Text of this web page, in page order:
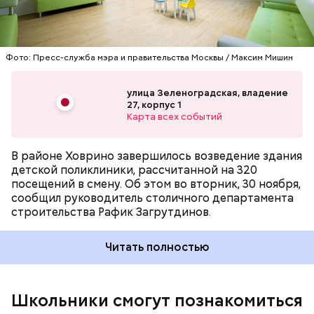
Фото: Пресс-служба мэра и правительства Москвы / Максим Мишин
улица Зеленоградская, владение
27, корпус 1
Карта всех событий
В районе Ховрино завершилось возведение здания
детской поликлиники, рассчитанной на 320
посещений в смену. Об этом во вторник, 30 ноября,
сообщил руководитель столичного департамента
строительства Рафик Загрутдинов.
Читать полностью
Школьники смогут познакомиться
социального развития Анастасия Ракова
новые виртуальные лаборатории по математике.
Среди них «Теория вероятностей», «Графики
и новая лаборатория по физике «Обработка
результатов экспериментов». Виртуальные
лаборатории Московской электронной школы —
современный инструмент для изучения свойств
объектов и явлений, проведения экспериментов.